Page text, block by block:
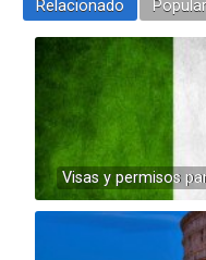
Relacionado Popular
Visas y permisos